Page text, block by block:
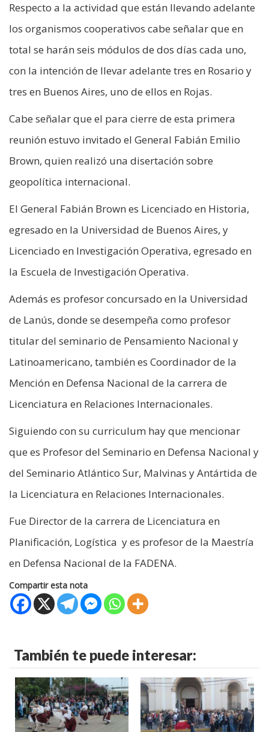
Respecto a la actividad que están llevando adelante
los organismos cooperativos cabe señalar que en
total se harán seis módulos de dos días cada uno,
con la intención de llevar adelante tres en Rosario y
tres en Buenos Aires, uno de ellos en Rojas.
Cabe señalar que el para cierre de esta primera
reunión estuvo invitado el General Fabián Emilio
Brown, quien realizó una disertación sobre
geopolítica internacional.
El General Fabián Brown es Licenciado en Historia,
egresado en la Universidad de Buenos Aires, y
Licenciado en Investigación Operativa, egresado en
la Escuela de Investigación Operativa.
Además es profesor concursado en la Universidad
de Lanús, donde se desempeña como profesor
titular del seminario de Pensamiento Nacional y
Latinoamericano, también es Coordinador de la
Mención en Defensa Nacional de la carrera de
Licenciatura en Relaciones Internacionales.
Siguiendo con su curriculum hay que mencionar
que es Profesor del Seminario en Defensa Nacional y
del Seminario Atlántico Sur, Malvinas y Antártida de
la Licenciatura en Relaciones Internacionales.
Fue Director de la carrera de Licenciatura en
Planificación, Logística y es profesor de la Maestría
en Defensa Nacional de la FADENA.
Compartir esta nota
También te puede interesar: